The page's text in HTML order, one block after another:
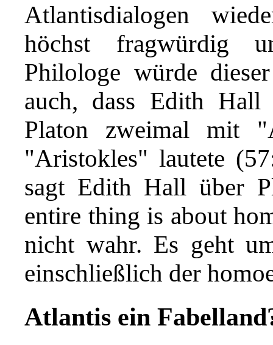
Atlantisdialogen
höchst fragwürdig
Philologe würde
auch, dass Edith
Platon zweimal mit
"Aristokles" lautete
sagt Edith Hall über
entire thing is about
nicht wahr. Es geht
einschließlich der
Atlantis ein